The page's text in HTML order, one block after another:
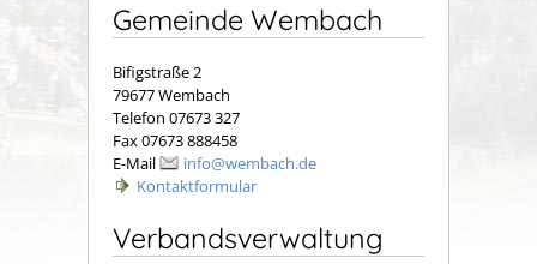
Gemeinde Wembach
Bifigstraße 2
79677 Wembach
Telefon 07673 327
Fax 07673 888458
E-Mail
info@wembach.de
Kontaktformular
Verbandsverwaltung